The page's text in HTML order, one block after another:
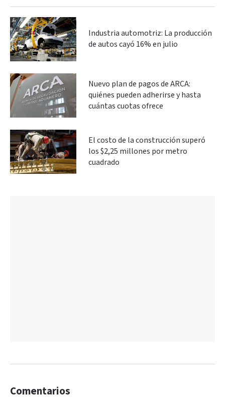
Industria automotriz: La producción
de autos cayó 16% en julio
Nuevo plan de pagos de ARCA:
quiénes pueden adherirse y hasta
cuántas cuotas ofrece
El costo de la construcción superó
los $2,25 millones por metro
cuadrado
Comentarios